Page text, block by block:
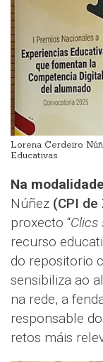
Lorena Cerdeiro
Educativas
Na
Núñez (CPI de
proxecto “Clics
recurso
do repositorio
sensibiliza ao
na rede, a
responsable
retos máis